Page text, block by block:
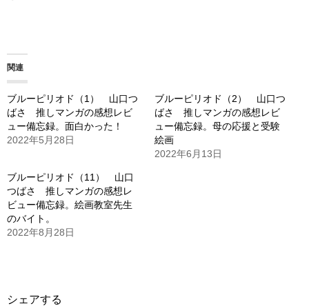
み
中…
関連
ブルーピリオド（1） 山口つ
ばさ 推しマンガの感想レビ
ュー備忘録。面白かった！
2022年5月28日
ブルーピリオド（2） 山口つ
ばさ 推しマンガの感想レビ
ュー備忘録。母の応援と受験
絵画
2022年6月13日
ブルーピリオド（11） 山口
つばさ 推しマンガの感想レ
ビュー備忘録。絵画教室先生
のバイト。
2022年8月28日
シェアする